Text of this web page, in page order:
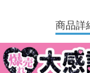
商品詳